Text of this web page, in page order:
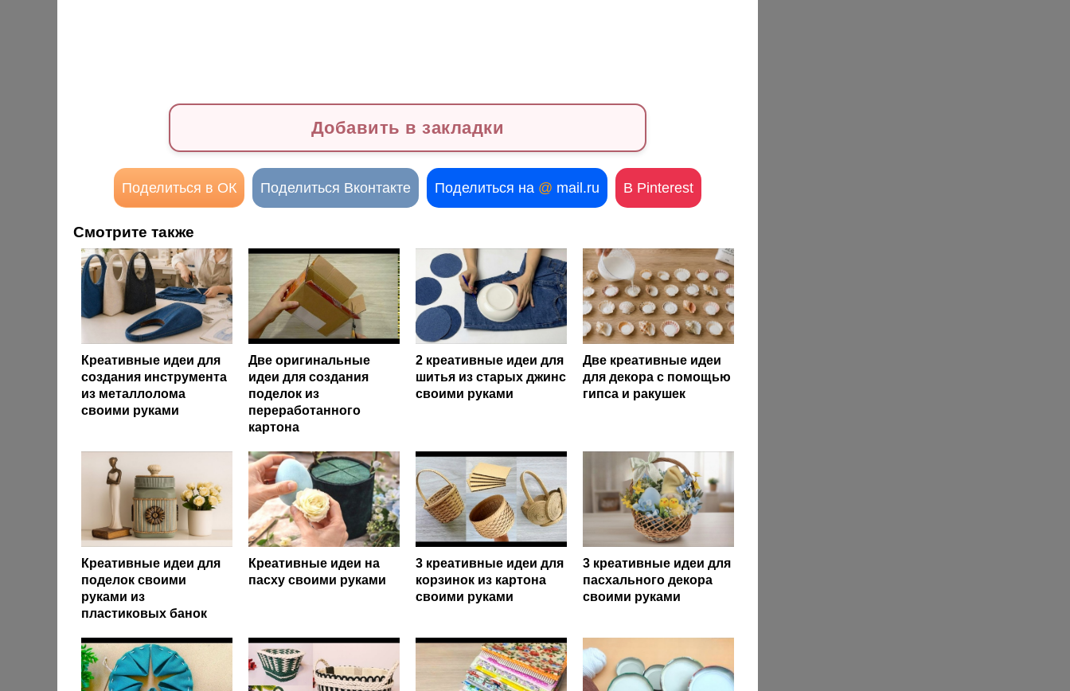
Добавить в закладки
Поделиться в ОК Поделиться Вконтакте Поделиться на @ mail.ru В Pinterest
Смотрите также
Креативные идеи для
создания инструмента
из металлолома
своими руками
Две оригинальные
идеи для создания
поделок из
переработанного
картона
2 креативные идеи для
шитья из старых джинс
своими руками
Две креативные идеи
для декора с помощью
гипса и ракушек
Креативные идеи для
поделок своими
руками из
пластиковых банок
Креативные идеи на
пасху своими руками
3 креативные идеи для
корзинок из картона
своими руками
3 креативные идеи для
пасхального декора
своими руками